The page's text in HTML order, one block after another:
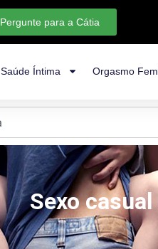
Pergunte para a Cátia
Saúde Íntima Orgasmo
Sexo